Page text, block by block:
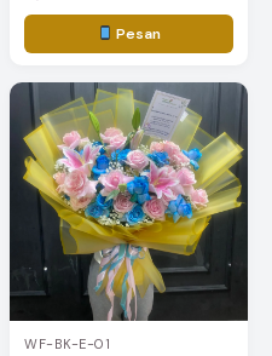
Pesan
WF-BK-E-01